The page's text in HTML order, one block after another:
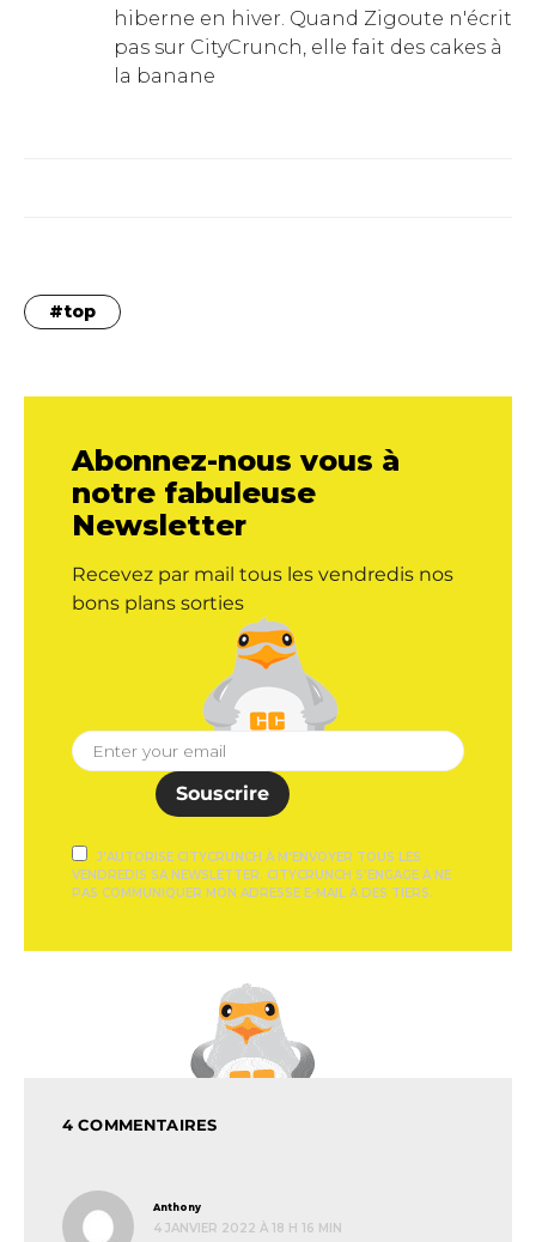
hiberne en hiver. Quand Zigoute n'écrit
pas sur CityCrunch, elle fait des cakes à
la banane
top
Abonnez-nous vous à
notre fabuleuse
Newsletter
Recevez par mail tous les vendredis nos
bons plans sorties
Souscrire
J'AUTORISE CITYCRUNCH À M'ENVOYER TOUS LES
VENDREDIS SA NEWSLETTER. CITYCRUNCH S'ENGAGE À NE
PAS COMMUNIQUER MON ADRESSE E-MAIL À DES TIERS.
4 COMMENTAIRES
Anthony
4 JANVIER 2022 À 18 H 16 MIN